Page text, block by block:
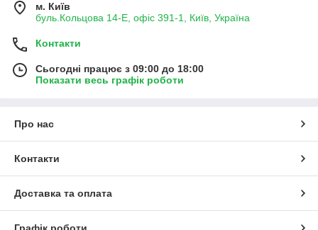
м. Київ
буль.Кольцова 14-Е, офіс 391-1, Київ, Україна
Контакти
Сьогодні працює з 09:00 до 18:00
Показати весь графік роботи
Про нас
Контакти
Доставка та оплата